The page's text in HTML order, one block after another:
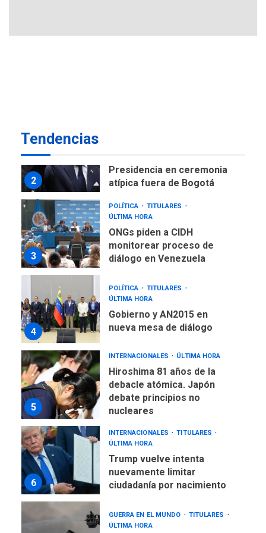
Tendencias
2
Presidencia en ceremonia
atípica fuera de Bogotá
3
POLÍTICA
TITULARES
ÚLTIMA HORA
ONGs piden a CIDH
monitorear proceso de
diálogo en Venezuela
4
POLÍTICA
TITULARES
ÚLTIMA HORA
Gobierno y AN2015 en
nueva mesa de diálogo
5
INTERNACIONALES ÚLTIMA HORA
Hiroshima 81 años de la
debacle atómica. Japón
debate principios no
nucleares
6
INTERNACIONALES
TITULARES
ÚLTIMA HORA
Trump vuelve intenta
nuevamente limitar
ciudadanía por nacimiento
GUERRA EN EL MUNDO
TITULARES
ÚLTIMA HORA